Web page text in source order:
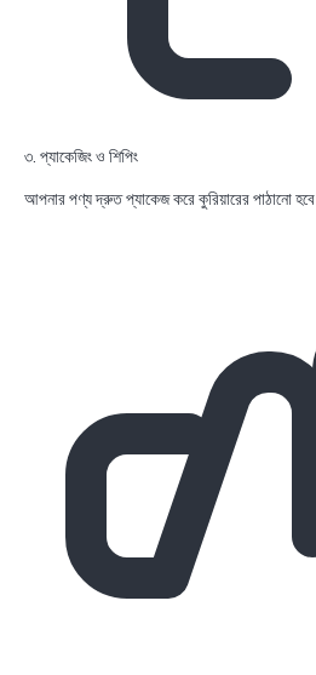
৩. প্যাকেজিং ও শিপিং
আপনার পণ্য দ্রুত প্যাকেজ করে কুরিয়ারের পাঠানো হবে